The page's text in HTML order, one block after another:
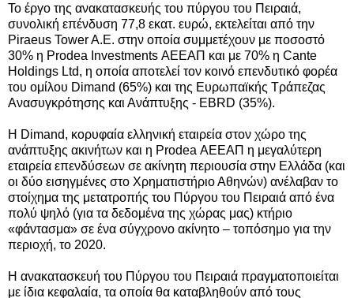
Το έργο της ανακατασκευής του πύργου του Πειραιά,
συνολική επένδυση 77,8 εκατ. ευρώ, εκτελείται από την
Piraeus Tower A.E. στην οποία συμμετέχουν με ποσοστό
30% η Prodea Investments ΑΕΕΑΠ και με 70% η Cante
Holdings Ltd, η οποία αποτελεί τον κοινό επενδυτικό φορέα
του ομίλου Dimand (65%) και της Ευρωπαϊκής Τράπεζας
Ανασυγκρότησης και Ανάπτυξης - EBRD (35%).
Η Dimand, κορυφαία ελληνική εταιρεία στον χώρο της
ανάπτυξης ακινήτων και η Prodea ΑΕΕΑΠ η μεγαλύτερη
εταιρεία επενδύσεων σε ακίνητη περιουσία στην Ελλάδα (και
οι δύο εισηγμένες στο Χρηματιστήριο Αθηνών) ανέλαβαν το
στοίχημα της μετατροπής του Πύργου του Πειραιά από ένα
πολύ ψηλό (για τα δεδομένα της χώρας μας) κτήριο
«φάντασμα» σε ένα σύγχρονο ακίνητο – τοπόσημο για την
περιοχή, το 2020.
Η ανακατασκευή του Πύργου του Πειραιά πραγματοποιείται
με ίδια κεφαλαία, τα οποία θα καταβληθούν από τους